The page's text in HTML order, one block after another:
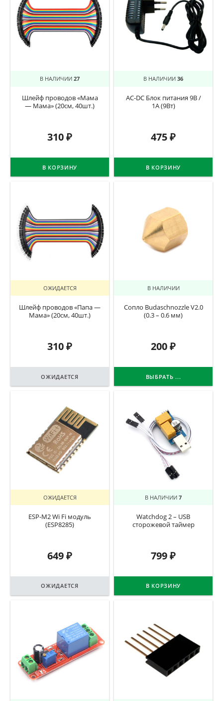
В НАЛИЧИИ 27
Шлейф проводов «Мама
— Мама» (20см, 40шт.)
310₽
В КОРЗИНУ
В НАЛИЧИИ 36
AC-DC Блок питания 9В /
1А (9Вт)
475₽
В КОРЗИНУ
ОЖИДАЕТСЯ
Шлейф проводов «Папа —
Мама» (20см, 40шт.)
310₽
ОЖИДАЕТСЯ
В НАЛИЧИИ
Сопло Budaschnozzle V2.0
(0.3 – 0.6 мм)
200₽
ВЫБРАТЬ ...
ОЖИДАЕТСЯ
ESP-M2 Wi Fi модуль
(ESP8285)
649₽
ОЖИДАЕТСЯ
В НАЛИЧИИ 7
Watchdog 2 – USB
сторожевой таймер
799₽
В КОРЗИНУ